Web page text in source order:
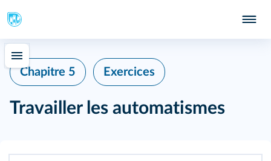
Chapitre 5 Exercices
Travailler les automatismes